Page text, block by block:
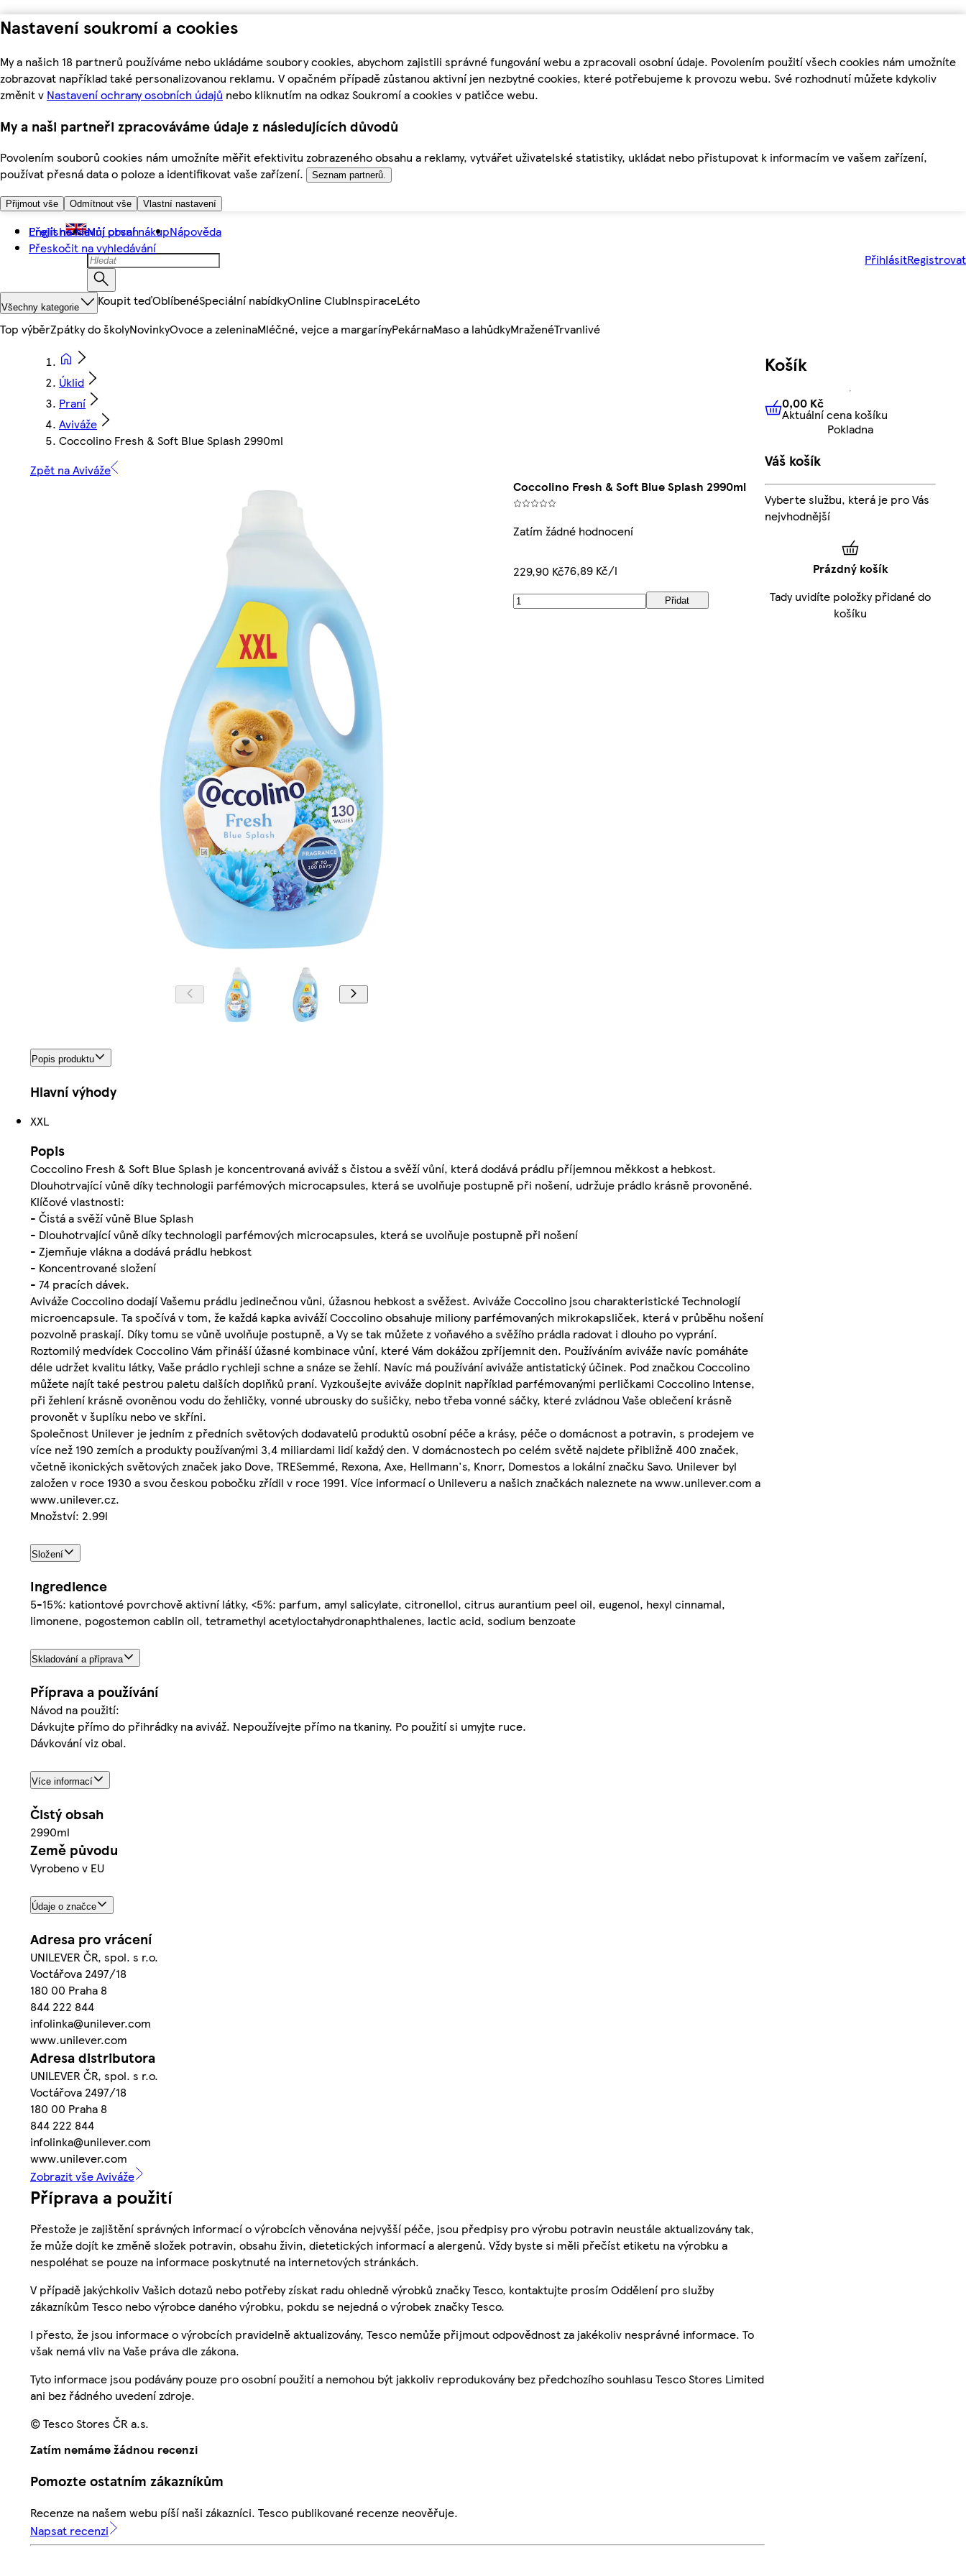
Nastavení soukromí a cookies
My a našich 18 partnerů používáme nebo ukládáme soubory cookies, abychom zajistili správné fungování webu a zpracovali osobní údaje. Povolením použití všech cookies nám umožníte
zobrazovat například také personalizovanou reklamu. V opačném případě zůstanou aktivní jen nezbytné cookies, které potřebujeme k provozu webu. Své rozhodnutí můžete kdykoliv
změnit v Nastavení ochrany osobních údajů nebo kliknutím na odkaz Soukromí a cookies v patičce webu.
My a naši partneři zpracováváme údaje z následujících důvodů
Povolením souborů cookies nám umožníte měřit efektivitu zobrazeného obsahu a reklamy, vytvářet uživatelské statistiky, ukládat nebo přistupovat k informacím ve vašem zařízení,
používat přesná data o poloze a identifikovat vaše zařízení.
Seznam partnerů.
Přijmout vše Odmítnout vše Vlastní nastavení
Přejít na hlavní obsah
Přeskočit na vyhledávání
English Můj první nákupNápověda
PřihlásitRegistrovat
Všechny kategorie Koupit teďOblíbenéSpeciální nabídkyOnline ClubInspiraceLéto
Top výběrZpátky do školyNovinkyOvoce a zeleninaMléčné, vejce a margarínyPekárnaMaso a lahůdkyMraženéTrvanlivé
Úklid
Praní
Aviváže
Coccolino Fresh & Soft Blue Splash 2990ml
Zpět na Aviváže
Coccolino Fresh & Soft Blue Splash 2990ml
Zatím žádné hodnocení
229,90 Kč76,89 Kč/l
Přidat
Popis produktu
Hlavní výhody
XXL
Popis
Coccolino Fresh & Soft Blue Splash je koncentrovaná aviváž s čistou a svěží vůní, která dodává prádlu příjemnou měkkost a hebkost.
Dlouhotrvající vůně díky technologii parfémových microcapsules, která se uvolňuje postupně při nošení, udržuje prádlo krásně provoněné.
Klíčové vlastnosti:
- Čistá a svěží vůně Blue Splash
- Dlouhotrvající vůně díky technologii parfémových microcapsules, která se uvolňuje postupně při nošení
- Zjemňuje vlákna a dodává prádlu hebkost
- Koncentrované složení
- 74 pracích dávek.
Aviváže Coccolino dodají Vašemu prádlu jedinečnou vůni, úžasnou hebkost a svěžest. Aviváže Coccolino jsou charakteristické Technologií
microencapsule. Ta spočívá v tom, že každá kapka aviváží Coccolino obsahuje miliony parfémovaných mikrokapsliček, která v průběhu nošení
pozvolně praskají. Díky tomu se vůně uvolňuje postupně, a Vy se tak můžete z voňavého a svěžího prádla radovat i dlouho po vyprání.
Roztomilý medvídek Coccolino Vám přináší úžasné kombinace vůní, které Vám dokážou zpříjemnit den. Používáním aviváže navíc pomáháte
déle udržet kvalitu látky, Vaše prádlo rychleji schne a snáze se žehlí. Navíc má používání aviváže antistatický účinek. Pod značkou Coccolino
můžete najít také pestrou paletu dalších doplňků praní. Vyzkoušejte aviváže doplnit například parfémovanými perličkami Coccolino Intense,
při žehlení krásně ovoněnou vodu do žehličky, vonné ubrousky do sušičky, nebo třeba vonné sáčky, které zvládnou Vaše oblečení krásně
provonět v šuplíku nebo ve skříni.
Společnost Unilever je jedním z předních světových dodavatelů produktů osobní péče a krásy, péče o domácnost a potravin, s prodejem ve
více než 190 zemích a produkty používanými 3,4 miliardami lidí každý den. V domácnostech po celém světě najdete přibližně 400 značek,
včetně ikonických světových značek jako Dove, TRESemmé, Rexona, Axe, Hellmann's, Knorr, Domestos a lokální značku Savo. Unilever byl
založen v roce 1930 a svou českou pobočku zřídil v roce 1991. Více informací o Unileveru a našich značkách naleznete na www.unilever.com a
www.unilever.cz.
Množství: 2.99l
Složení
Ingredience
5-15%: kationtové povrchově aktivní látky, <5%: parfum, amyl salicylate, citronellol, citrus aurantium peel oil, eugenol, hexyl cinnamal,
limonene, pogostemon cablin oil, tetramethyl acetyloctahydronaphthalenes, lactic acid, sodium benzoate
Skladování a příprava
Příprava a používání
Návod na použití:
Dávkujte přímo do přihrádky na aviváž. Nepoužívejte přímo na tkaniny. Po použití si umyjte ruce.
Dávkování viz obal.
Více informací
Čistý obsah
2990ml
Země původu
Vyrobeno v EU
Údaje o značce
Adresa pro vrácení
UNILEVER ČR, spol. s r.o.
Voctářova 2497/18
180 00 Praha 8
844 222 844
infolinka@unilever.com
www.unilever.com
Adresa distributora
UNILEVER ČR, spol. s r.o.
Voctářova 2497/18
180 00 Praha 8
844 222 844
infolinka@unilever.com
www.unilever.com
Zobrazit vše Aviváže
Příprava a použití
Přestože je zajištění správných informací o výrobcích věnována nejvyšší péče, jsou předpisy pro výrobu potravin neustále aktualizovány tak,
že může dojít ke změně složek potravin, obsahu živin, dietetických informací a alergenů. Vždy byste si měli přečíst etiketu na výrobku a
nespoléhat se pouze na informace poskytnuté na internetových stránkách.
V případě jakýchkoliv Vašich dotazů nebo potřeby získat radu ohledně výrobků značky Tesco, kontaktujte prosím Oddělení pro služby
zákazníkům Tesco nebo výrobce daného výrobku, pokdu se nejedná o výrobek značky Tesco.
I přesto, že jsou informace o výrobcích pravidelně aktualizovány, Tesco nemůže přijmout odpovědnost za jakékoliv nesprávné informace. To
však nemá vliv na Vaše práva dle zákona.
Tyto informace jsou podávány pouze pro osobní použití a nemohou být jakkoliv reprodukovány bez předchozího souhlasu Tesco Stores Limited
ani bez řádného uvedení zdroje.
© Tesco Stores ČR a.s.
Zatím nemáme žádnou recenzi
Pomozte ostatním zákazníkům
Recenze na našem webu píší naši zákazníci. Tesco publikované recenze neověřuje.
Napsat recenzi
Košík
0,00 KčAktuální cena košíku
0,00 Kč
Aktuální cena košíku
Pokladna
Váš košík
Vyberte službu, která je pro Vás
nejvhodnější
Prázdný košík
Tady uvidíte položky přidané do
košíku